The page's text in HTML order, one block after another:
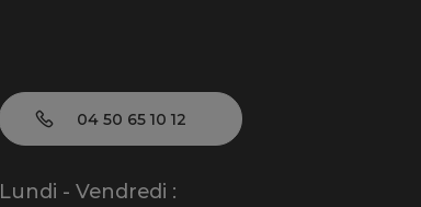
04 50 65 10 12
Lundi - Vendredi :